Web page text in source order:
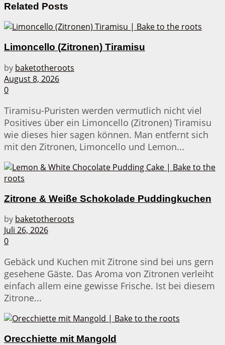
Related Posts
Limoncello (Zitronen) Tiramisu
by baketotheroots
August 8, 2026
0
Tiramisu-Puristen werden vermutlich nicht viel
Positives über ein Limoncello (Zitronen) Tiramisu
wie dieses hier sagen können. Man entfernt sich
mit den Zitronen, Limoncello und Lemon...
Zitrone & Weiße Schokolade Puddingkuchen
by baketotheroots
Juli 26, 2026
0
Gebäck und Kuchen mit Zitrone sind bei uns gern
gesehene Gäste. Das Aroma von Zitronen verleiht
einfach allem eine gewisse Frische. Ist bei diesem
Zitrone...
Orecchiette mit Mangold